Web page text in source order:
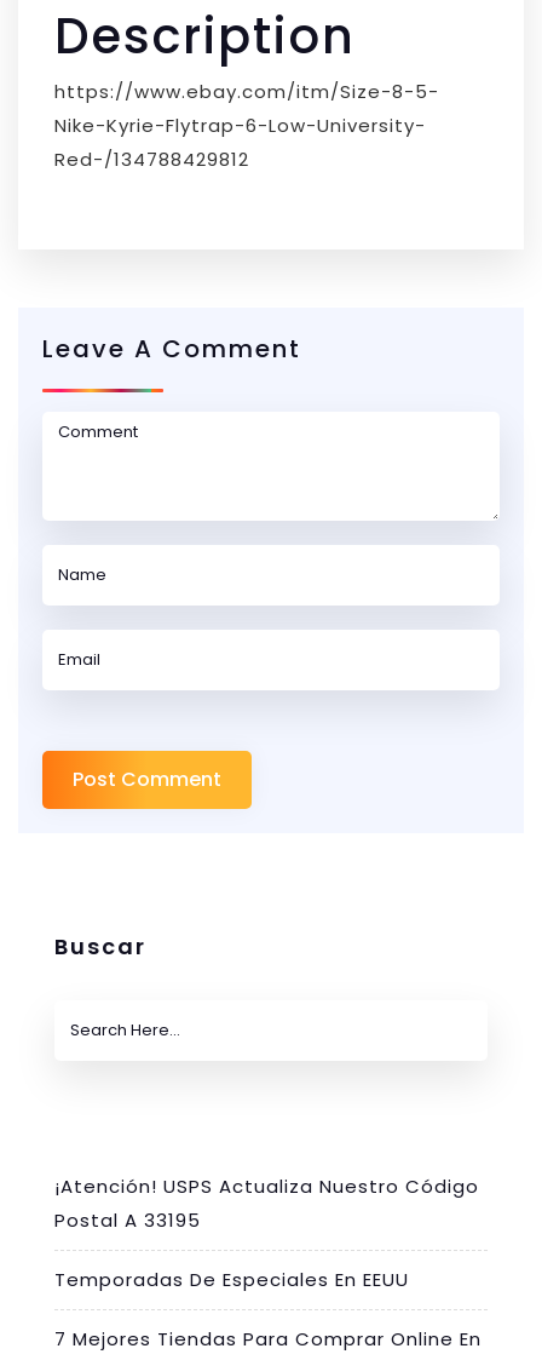
Description
https://www.ebay.com/itm/Size-8-5-
Nike-Kyrie-Flytrap-6-Low-University-
Red-/134788429812
Leave A Comment
Buscar
¡Atención! USPS Actualiza Nuestro Código
Postal A 33195
Temporadas De Especiales En EEUU
7 Mejores Tiendas Para Comprar Online En